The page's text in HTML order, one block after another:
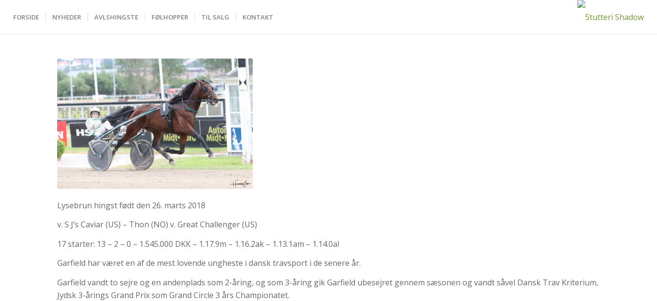
FORSIDE NYHEDER AVLSHINGSTE FØLHOPPER TIL SALG KONTAKT
Lysebrun hingst født den 26. marts 2018
v. S J’s Caviar (US) – Thon (NO) v. Great Challenger (US)
17 starter: 13 – 2 – 0 – 1.545.000 DKK – 1.17.9m – 1.16.2ak – 1.13.1am – 1.14.0al
Garfield har været en af de mest lovende ungheste i dansk travsport i de senere år.
Garfield vandt to sejre og en andenplads som 2-åring, og som 3-åring gik Garfield ubesejret gennem sæsonen og vandt såvel Dansk Trav Kriterium,
Jydsk 3-årings Grand Prix som Grand Circle 3 års Championatet.